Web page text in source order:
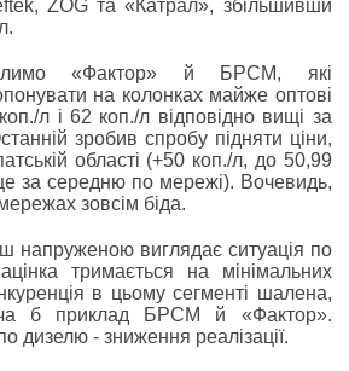
ZOG та «Катрал», збільшивши
«Фактор» й БРСМ, які
на колонках майже оптові
л і 62 коп./л відповідно вищі за
зробив спробу підняти ціни,
області (+50 коп./л, до 50,99
за середню по мережі). Вочевидь,
зовсім біда.
напруженою виглядає ситуація по
тримається на мінімальних
в цьому сегменті шалена,
б приклад БРСМ й «Фактор».
дизелю - зниження реалізації.